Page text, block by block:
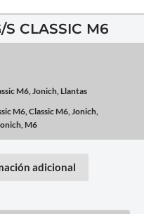
S CLASSIC M6
M6 Jonich Llantas
M6 Classic M6 Jonich
M6
adicional